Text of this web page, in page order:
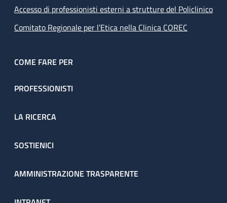
Accesso di professionisti esterni a strutture del Policlinico
Comitato Regionale per l’Etica nella Clinica COREC
COME FARE PER
PROFESSIONISTI
LA RICERCA
SOSTIENICI
AMMINISTRAZIONE TRASPARENTE